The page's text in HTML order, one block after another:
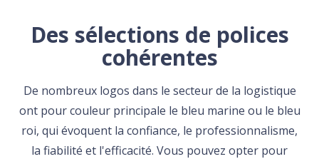
Des sélections de polices
cohérentes
De nombreux logos dans le secteur de la logistique
ont pour couleur principale le bleu marine ou le bleu
roi, qui évoquent la confiance, le professionnalisme,
la fiabilité et l'efficacité. Vous pouvez opter pour